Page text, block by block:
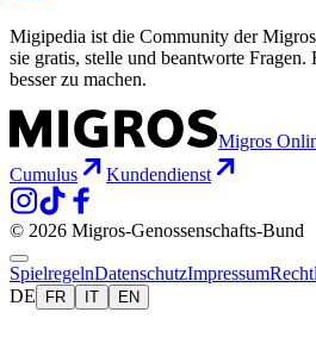
Migipedia ist die Community der
sie gratis, stelle und beantworte
besser zu machen.
Migros
Cumulus
Kundendienst
© 2026 Migros-Genossenschafts-Bund
SpielregelnDatenschutzImpressum
DE
FR IT EN